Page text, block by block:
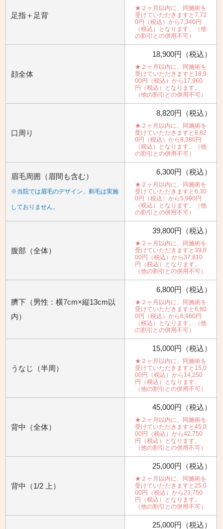
足指＋足背
★２ヶ月以内に、同施術を
受けていただきますと7,72
0円（税込）から7,340円
（税込）となります。（他
の割引との併用不可）
顔全体
18,900円（税込）
★２ヶ月以内に、同施術を
受けていただきますと18,9
00円（税込）から17,960
円（税込）となります。
（他の割引との併用不可）
口周り
8,820円（税込）
★２ヶ月以内に、同施術を
受けていただきますと8,82
0円（税込）から8,380円
（税込）となります。（他
の割引との併用不可）
眉毛周囲（眉間も含む）
※当院では眉毛のデザイン、剃毛は実施
しておりません。
6,300円（税込）
★２ヶ月以内に、同施術を
受けていただきますと6,30
0円（税込）から5,990円
（税込）となります。（他
の割引との併用不可）
腹部（全体）
39,800円（税込）
★２ヶ月以内に、同施術を
受けていただきますと39,8
00円（税込）から37,810
円（税込）となります。
（他の割引との併用不可）
臍下（男性：横7cm×縦13cm以
内）
6,800円（税込）
★２ヶ月以内に、同施術を
受けていただきますと6,80
0円（税込）から6,460円
（税込）となります。（他
の割引との併用不可）
うなじ（半周）
15,000円（税込）
★２ヶ月以内に、同施術を
受けていただきますと15,0
00円（税込）から14,250
円（税込）となります。
（他の割引との併用不可）
背中（全体）
45,000円（税込）
★２ヶ月以内に、同施術を
受けていただきますと45,0
00円（税込）から42,750
円（税込）となります。
（他の割引との併用不可）
背中（1/2 上）
25,000円（税込）
★２ヶ月以内に、同施術を
受けていただきますと25,0
00円（税込）から23,750
円（税込）となります。
（他の割引との併用不可）
25,000円（税込）